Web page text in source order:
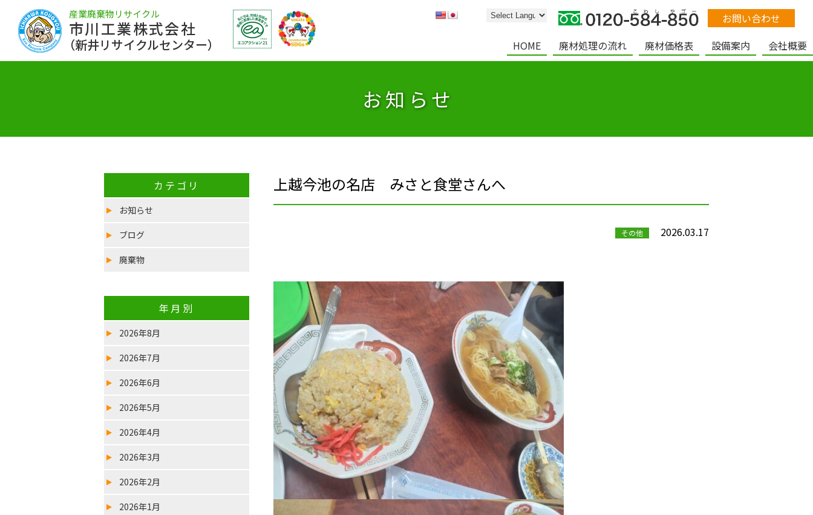
産業廃棄物リサイクル
市川工業株式会社
（新井リサイクルセンター）
お問い合わせ
HOME
廃材処理の流れ 廃材価格表 設備案内 会社概要
お知らせ
上越今池の名店 みさと食堂さんへ
その他 2026.03.17
カテゴリ
お知らせ
ブログ
廃棄物
年月別
2026年8月
2026年7月
2026年6月
2026年5月
2026年4月
2026年3月
2026年2月
2026年1月